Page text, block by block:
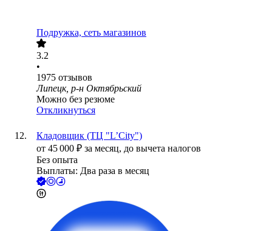
Подружка, сеть магазинов
3.2
•
1975 отзывов
Липецк, р-н Октябрьский
Можно без резюме
Откликнуться
Кладовщик (ТЦ "L’City")
от 45 000 ₽ за месяц, до вычета налогов
Без опыта
Выплаты: Два раза в месяц